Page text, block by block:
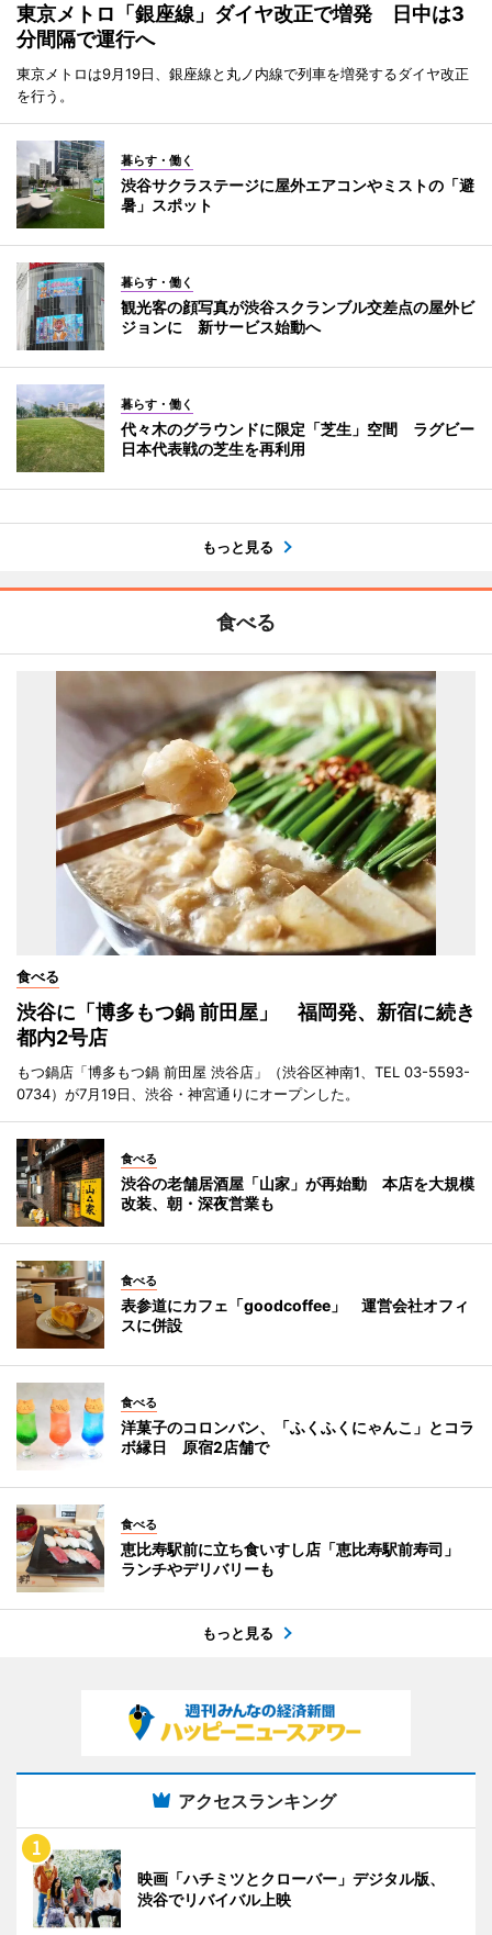
東京メトロ「銀座線」ダイヤ改正で増発 日中は3
分間隔で運行へ
東京メトロは9月19日、銀座線と丸ノ内線で列車を増発するダイヤ改正
を行う。
暮らす・働く
渋谷サクラステージに屋外エアコンやミストの「避
暑」スポット
暮らす・働く
観光客の顔写真が渋谷スクランブル交差点の屋外ビ
ジョンに 新サービス始動へ
暮らす・働く
代々木のグラウンドに限定「芝生」空間 ラグビー
日本代表戦の芝生を再利用
もっと見る
食べる
食べる
渋谷に「博多もつ鍋 前田屋」 福岡発、新宿に続き
都内2号店
もつ鍋店「博多もつ鍋 前田屋 渋谷店」（渋谷区神南1、TEL 03-5593-
0734）が7月19日、渋谷・神宮通りにオープンした。
食べる
渋谷の老舗居酒屋「山家」が再始動 本店を大規模
改装、朝・深夜営業も
食べる
表参道にカフェ「goodcoffee」 運営会社オフィ
スに併設
食べる
洋菓子のコロンバン、「ふくふくにゃんこ」とコラ
ボ縁日 原宿2店舗で
食べる
恵比寿駅前に立ち食いすし店「恵比寿駅前寿司」
ランチやデリバリーも
もっと見る
アクセスランキング
映画「ハチミツとクローバー」デジタル版、
渋谷でリバイバル上映